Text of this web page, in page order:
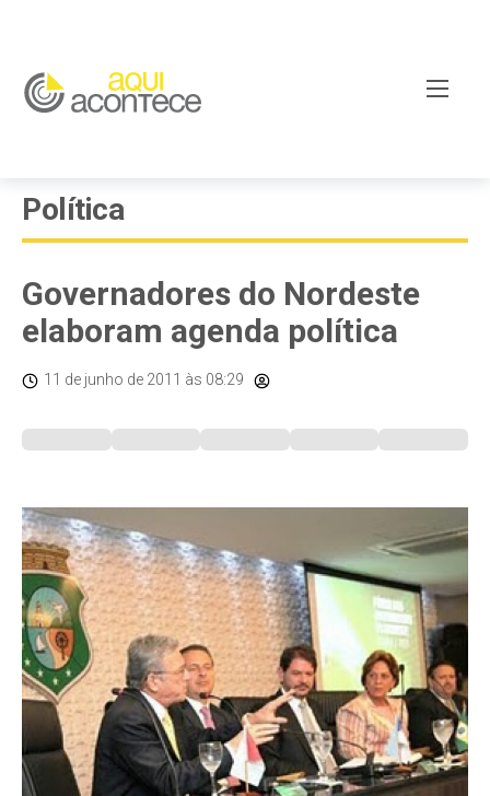
Política
Governadores do Nordeste
elaboram agenda política
11 de junho de 2011 às 08:29